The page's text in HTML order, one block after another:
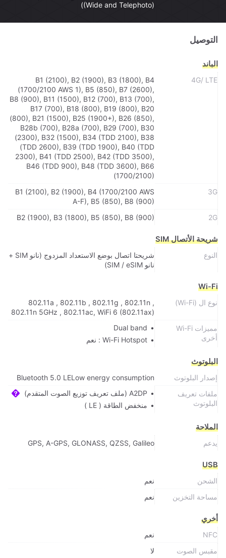
(Wide and Telephoto))
التوصيل
الباند
4G/ LTE
B1 (2100), B2 (1900), B3 (1800), B4
(1700/2100 AWS 1), B5 (850), B7 (2600),
B8 (900), B11 (1500), B12 (700), B13 (700),
B17 (700), B18 (800), B19 (800), B20
(800), B21 (1500), B25 (1900+), B26 (850),
B28b (700), B28a (700), B29 (700), B30
(2300), B32 (1500), B34 (TDD 2100), B38
(TDD 2600), B39 (TDD 1900), B40 (TDD
2300), B41 (TDD 2500), B42 (TDD 3500),
B46 (TDD 900), B48 (TDD 3600), B66
(1700/2100)
3G
B1 (2100), B2 (1900), B4 (1700/2100 AWS
A-F), B5 (850), B8 (900)
2G
B2 (1900), B3 (1800), B5 (850), B8 (900)
شريحة الأتصال SIM
النوع
شريحتا اتصال بوضع الاستعداد المزدوج (نانو SIM +
نانو SIM / eSIM)
Wi-Fi
نوع ال (Wi-Fi)
802.11a , 802.11b , 802.11g , 802.11n ,
802.11n 5GHz , 802.11ac, WiFi 6 (802.11ax)
مميزات Wi-Fi
أخرى
Dual band
Wi-Fi Hotspot : نعم
البلوتوث
إصدار البلوتوث
Bluetooth 5.0 LELow energy consumption
ملفات تعريف
البلوتوث
A2DP (ملف تعريف توزيع الصوت المتقدم)
منخفض الطاقة ( LE )
الملاحة
يدعم GPS, A-GPS, GLONASS, QZSS, Galileo
USB
الشحن
نعم
مساحة التخزين
نعم
أخري
NFC
نعم
مقبس الصوت
لا